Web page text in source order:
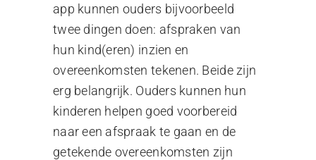
app kunnen ouders bijvoorbeeld
twee dingen doen: afspraken van
hun kind(eren) inzien en
overeenkomsten tekenen. Beide zijn
erg belangrijk. Ouders kunnen hun
kinderen helpen goed voorbereid
naar een afspraak te gaan en de
getekende overeenkomsten zijn